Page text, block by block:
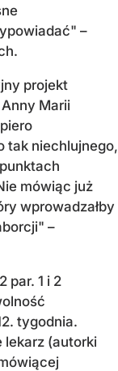
–
projekt
Marii
tak niechlujnego,
mówiąc już
wprowadzałby
–
par. 1 i 2
tygodnia.
lekarz (autorki